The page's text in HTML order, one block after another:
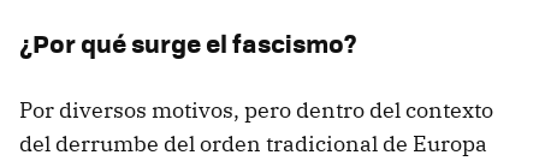
¿Por qué surge el fascismo?
Por diversos motivos, pero dentro del contexto
del derrumbe del orden tradicional de Europa